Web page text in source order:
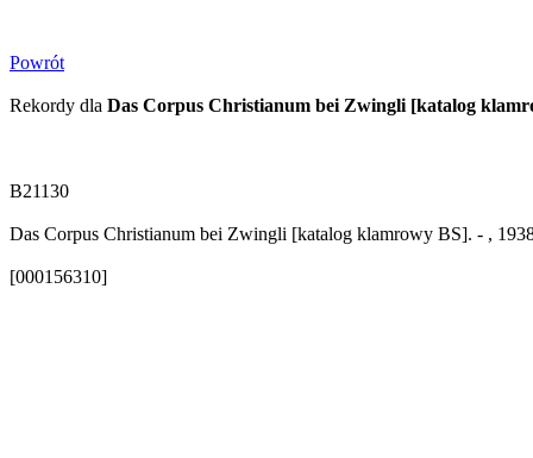
Powrót
Rekordy dla Das Corpus Christianum bei Zwingli [katalog
B21130
Das Corpus Christianum bei Zwingli [katalog klamrowy BS]. - ,
[000156310]